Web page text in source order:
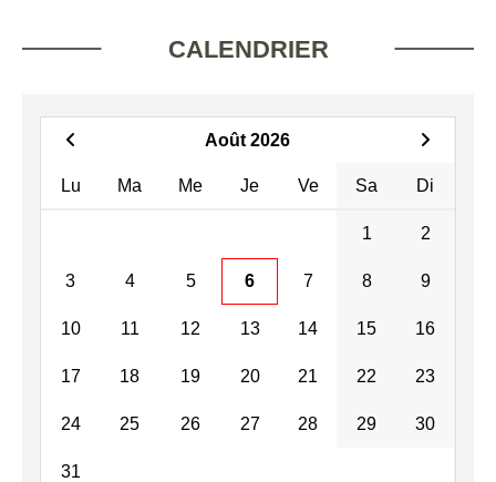
CALENDRIER
Août 2026
Lu Ma Me Je Ve Sa Di
1 2
3 4 5 6 7 8 9
10 11 12 13 14 15 16
17 18 19 20 21 22 23
24 25 26 27 28 29 30
31